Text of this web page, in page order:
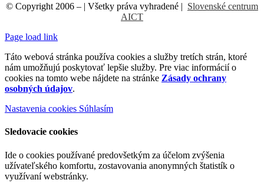
© Copyright 2006 – | Všetky práva vyhradené | Slovenské centrum
AICT
Page load link
Táto webová stránka používa cookies a služby tretích strán, ktoré
nám umožňujú poskytovať lepšie služby. Pre viac informácií o
cookies na tomto webe nájdete na stránke Zásady ochrany
osobných údajov.
Nastavenia cookies Súhlasím
Sledovacie cookies
Ide o cookies používané predovšetkým za účelom zvýšenia
užívateľského komfortu, zostavovania anonymných štatistík o
využívaní webstránky.